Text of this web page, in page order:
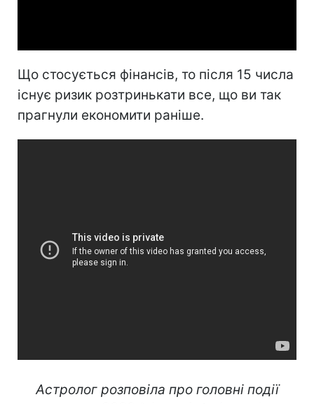
Що стосується фінансів, то після 15 числа
існує ризик розтринькати все, що ви так
прагнули економити раніше.
Астролог розповіла про головні події